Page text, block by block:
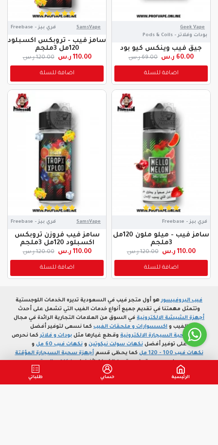
Geek Vape
بودات وفلاتر - Pods & Coils
جيق فيب وينكس كيو بود
60.00 ر.س 69.00 ر.س
اضافة للسلة
SamsVape فري بيز - Freebase
سامز فيب - تروبكس اكسبلود
120مل 3ملجم
110.00 ر.س 120.00 ر.س
اضافة للسلة
فري بيز - Freebase
سامز فيب - ميلو ملون 120مل
3ملجم
110.00 ر.س 120.00 ر.س
اضافة للسلة
SamsVape فري بيز - Freebase
سامز فيب فروزن تروبكس
اكسبلود 120مل 3ملجم
110.00 ر.س 120.00 ر.س
اضافة للسلة
فيب البروفيسورهو أول متجر فيب في السعودية تديره الخدمات اللوجستية
وتتمثل مهمتنا في تقديم جميع أنواع خدمات الفيب التي تشمل على أحدث
أجهزة الشيشة الالكترونية في السوق من العلامات التجارية الرائدة في مجال
الفيب و اكسسوارات و ملحقات الفيب كما نسعى لتوفير أفضل
أجهزة سحبة السيجارة الالكترونية وقطع غيارها مثل بودات و فلاتركما نحرص
على توفير أفضلنكهات سولت نيكوتين ونكهات فيب 60 مل
و
نكهات فيب 100 - 120 مل
كما يحظى قسمأجهزة سحبة السيجارة المؤقتة
على مجموعة واسعة من الكهات لأفضلماركات عالمية
الرئيسية حسابي طلباتي